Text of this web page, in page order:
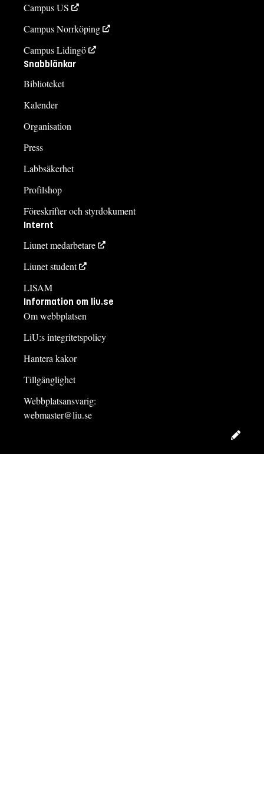
Campus US
Campus Norrköping
Campus Lidingö
Snabblänkar
Biblioteket
Kalender
Organisation
Press
Labbsäkerhet
Profilshop
Föreskrifter och styrdokument
Internt
Liunet medarbetare
Liunet student
LISAM
Information om liu.se
Om webbplatsen
LiU:s integritetspolicy
Hantera kakor
Tillgänglighet
Webbplatsansvarig:
webmaster@liu.se